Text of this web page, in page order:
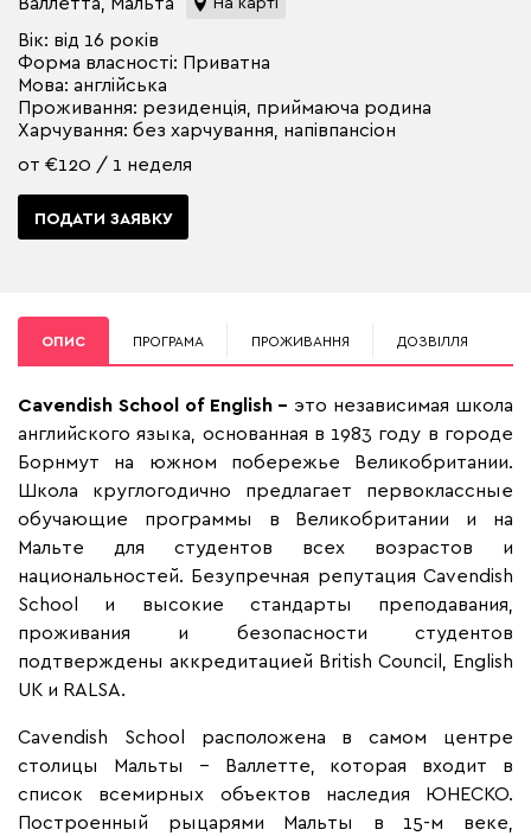
Вік: від 16 років
Форма власності: Приватна
Мова: англійська
Проживання: резиденція, приймаюча родина
Харчування: без харчування, напівпансіон
от €120 / 1 неделя
ПОДАТИ ЗАЯВКУ
ОПИС ПРОГРАМА ПРОЖИВАННЯ ДОЗВІЛЛЯ
Cavendish School of English – это независимая школа
английского языка, основанная в 1983 году в городе
Борнмут на южном побережье Великобритании.
Школа круглогодично предлагает первоклассные
обучающие программы в Великобритании и на
Мальте для студентов всех возрастов и
национальностей. Безупречная репутация Cavendish
School и высокие стандарты преподавания,
проживания и безопасности студентов
подтверждены аккредитацией British Council, English
UK и RALSA.
Cavendish School расположена в самом центре
столицы Мальты – Валлетте, которая входит в
список всемирных объектов наследия ЮНЕСКО.
Построенный рыцарями Мальты в 15-м веке,